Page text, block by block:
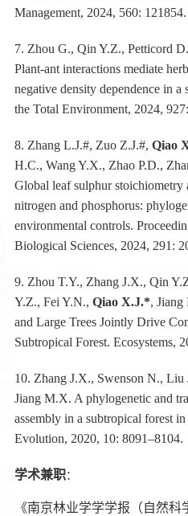
Management, 2024, 560: 121854.
7. Zhou G., Qin Y.Z., Petticord
Plant-ant interactions mediate
negative density dependence in
the Total Environment, 2024,
8. Zhang L.J.#, Zuo Z.J.#, Qiao
H.C., Wang Y.X., Zhao P.D.,
Global leaf sulphur stoichiometry
nitrogen and phosphorus:
environmental controls.
Biological Sciences, 2024, 291:
9. Zhou T.Y., Zhang J.X., Qin
Y.Z., Fei Y.N., Qiao X.J.*,
and Large Trees Jointly Drive
Subtropical Forest. Ecosystems,
10. Zhang J.X., Swenson N.,
Jiang M.X. A phylogenetic and
assembly in a subtropical forest
Evolution, 2020, 10: 8091–8104.
学术兼职：
《南京林业学学学报（自然